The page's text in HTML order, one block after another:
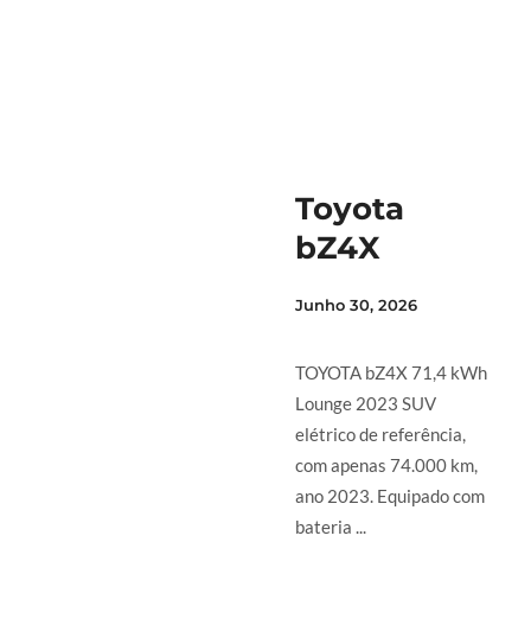
Toyota
bZ4X
Junho 30, 2026
TOYOTA bZ4X 71,4 kWh
Lounge 2023 SUV
elétrico de referência,
com apenas 74.000 km,
ano 2023. Equipado com
bateria ...